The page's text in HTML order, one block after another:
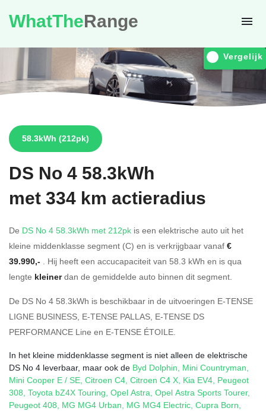
WhatTheRange
Vergelijk
58.3kWh (212pk)
DS No 4 58.3kWh
met 334 km actieradius
De DS No 4 58.3kWh met 212pk is een elektrische auto uit het
kleine middenklasse segment (C) en is verkrijgbaar vanaf €
39.990,- . Hij heeft een accucapaciteit van 58.3 kWh en is qua
lengte kleinerdan de gemiddelde auto binnen dit segment.
De DS No 4 58.3kWh is beschikbaar in de uitvoeringen E-TENSE
LIGNE BUSINESS, E-TENSE PALLAS, E-TENSE DS
PERFORMANCE Line en E-TENSE ÉTOILE.
In het kleine middenklasse segment is niet alleen de elektrische
DS No 4 leverbaar, maar ook de Byd Dolphin, Mini Countryman,
Mini Cooper E / SE, Citroen C4, Citroen C4 X, Kia EV4, Peugeot
308, Toyota bZ4X Touring, Opel Astra, Opel Astra Sports Tourer,
Peugeot 408, MG MG4 Urban, MG MG4 Electric, Cupra Born,